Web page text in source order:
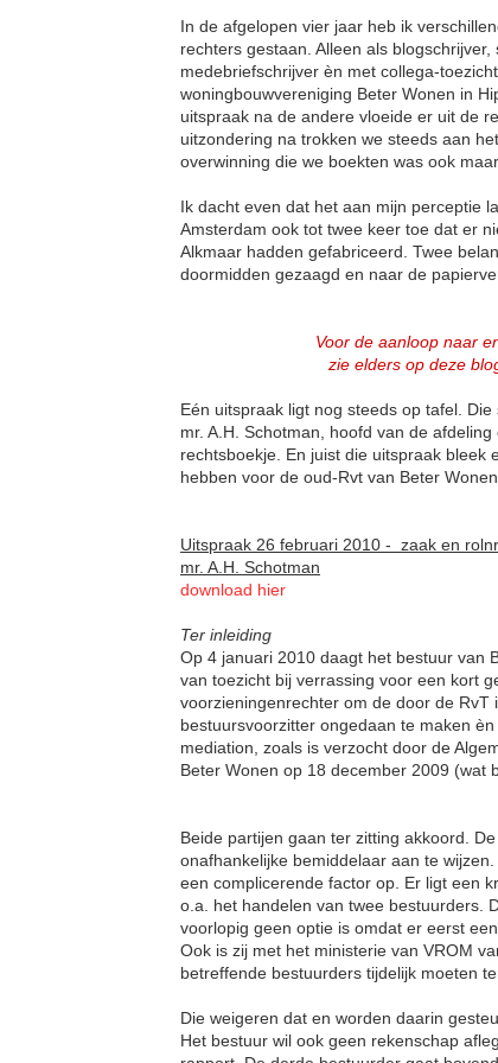
In de afgelopen vier jaar heb ik
rechters gestaan. Alleen als blogschrijver,
medebriefschrijver èn met collega-
woningbouwvereniging Beter Wonen in
uitspraak na de andere vloeide er uit de
uitzondering na trokken we steeds aan
overwinning die we boekten was ook
Ik dacht even dat het aan mijn perceptie
Amsterdam ook tot twee keer toe dat er
Alkmaar hadden gefabriceerd. Twee
doormidden gezaagd en naar de
Voor de aanloop naar
zie elders op deze
Eén uitspraak ligt nog steeds op tafel.
mr. A.H. Schotman, hoofd van de
rechtsboekje. En juist die uitspraak bleek
hebben voor de oud-Rvt van Beter Wonen.
Uitspraak 26 februari 2010 - zaak en
mr. A.H. Schotman
download hier
Ter inleiding
Op 4 januari 2010 daagt het bestuur van
van toezicht bij verrassing voor een kort
voorzieningenrechter om de door de RvT
bestuursvoorzitter ongedaan te maken
mediation, zoals is verzocht door de
Beter Wonen op 18 december 2009 (wat
Beide partijen gaan ter zitting akkoord.
onafhankelijke bemiddelaar aan te wijzen.
een complicerende factor op. Er ligt een
o.a. het handelen van twee bestuurders.
voorlopig geen optie is omdat er eerst
Ook is zij met het ministerie van VROM
betreffende bestuurders tijdelijk moeten
Die weigeren dat en worden daarin
Het bestuur wil ook geen rekenschap